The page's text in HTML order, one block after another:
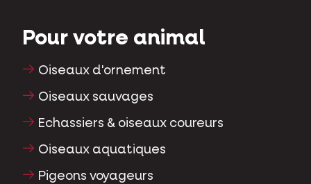
Pour votre animal
Oiseaux d'ornement
Oiseaux sauvages
Echassiers & oiseaux coureurs
Oiseaux aquatiques
Pigeons voyageurs